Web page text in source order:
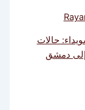
حالات
إلى دمشق